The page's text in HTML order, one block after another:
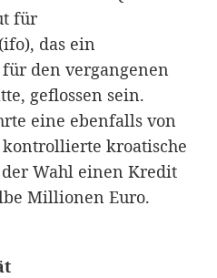
für
das ein
den vergangenen
geflossen sein.
eine ebenfalls von
kroatische
Wahl einen Kredit
Millionen Euro.